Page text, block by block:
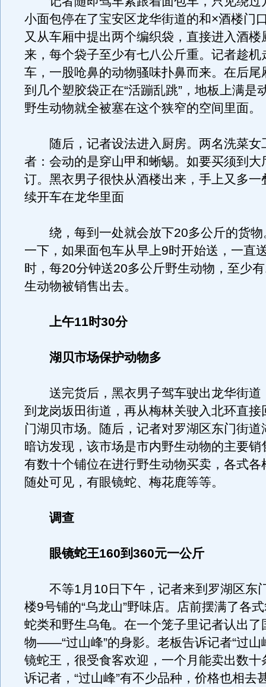
小面包停在了宝安区龙华街道的和×酒楼门
又从车厢中提出两个编织袋，直接进入酒楼
来，每个袋子至少有七八公斤重。记者趁机
车，一股呛鼻的动物骚味扑鼻而来。在后尾
到几个塑胶袋正在“活蹦乱跳”，地板上满是
野生动物就全被塞在这个狭窄的空间里面。
随后，记者设法进入厨房。两名洗菜女
者：会动的是穿山甲和蜥蜴。如要买须到大
订。黑衣男子很快从酒楼出来，手上又多一
续开车在龙华里面
绕，每到一处就会放下20多公斤的货物
一下，如果面包车从早上9时开始送，一直
时，每20分钟送20多公斤野生动物，至少
生动物被销售出去。
上午11时30分
湖贝市场保护动物多
送完货后，黑衣男子驾车驶出龙华街道
到龙岗坂田街道，再从梅林关驶入北环直接
门湖贝市场。随后，记者对罗湖区东门街道
暗访发现，该市场是市内野生动物的主要销
有数十个铺位在进行野生动物买卖，各式各
随处可见，有眼镜蛇、梅花鹿等等。
调查
眼镜蛇王160到360元一公斤
不等1月10日下午，记者来到罗湖区东
楼9号铺的“乌龙山”野味店。店前摆满了各
蛇类和野生乌龟。在一个笼子里记者认出了
物——“过山峰”的身影。老板告诉记者“过山
镜蛇王，很受食客欢迎，一个月能卖出数十
诉记者，“过山峰”有不少品种，价格也相去